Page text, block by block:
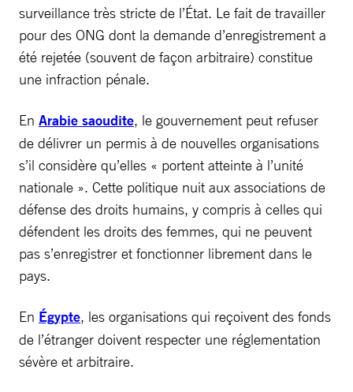
surveillance très stricte de l’État. Le fait de travailler
pour des ONG dont la demande d’enregistrement a
été rejetée (souvent de façon arbitraire) constitue
une infraction pénale.
En Arabie saoudite, le gouvernement peut refuser
de délivrer un permis à de nouvelles organisations
s’il considère qu’elles « portent atteinte à l’unité
nationale ». Cette politique nuit aux associations de
défense des droits humains, y compris à celles qui
défendent les droits des femmes, qui ne peuvent
pas s’enregistrer et fonctionner librement dans le
pays.
En Égypte, les organisations qui reçoivent des fonds
de l’étranger doivent respecter une réglementation
sévère et arbitraire.